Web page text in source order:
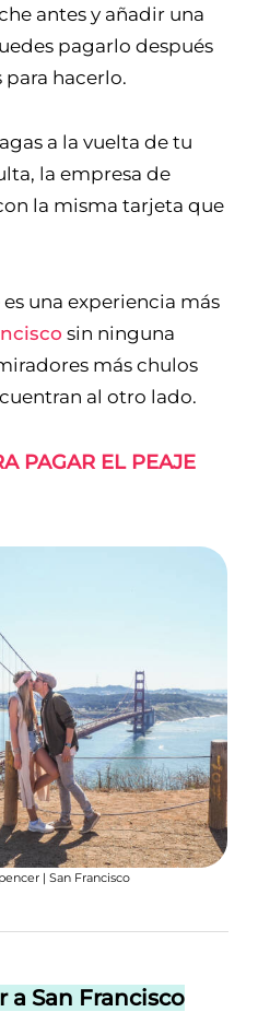
antes y añadir una
pagarlo después
para hacerlo.
a la vuelta de tu
la empresa de
la misma tarjeta que
una experiencia más
sin ninguna
más chulos
al otro lado.
PAGAR EL PEAJE
| San Francisco
a San Francisco